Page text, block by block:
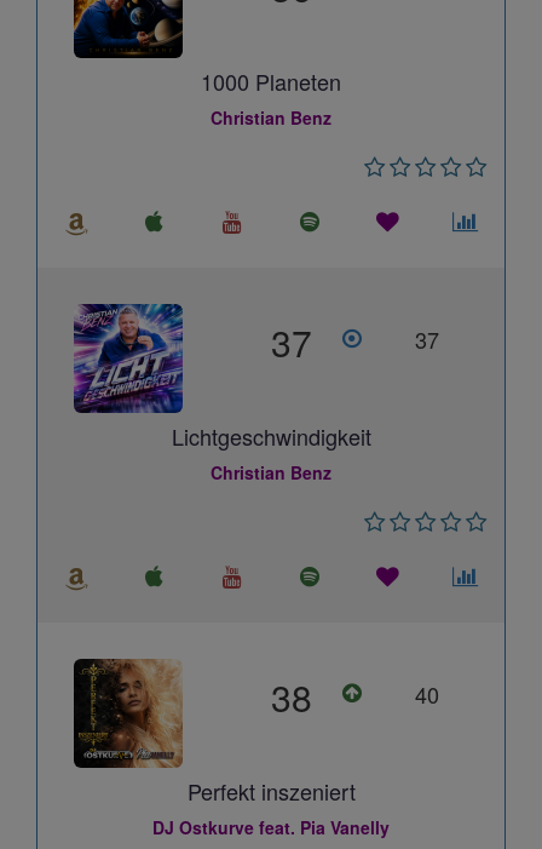
1000 Planeten
Christian Benz
37 37
Lichtgeschwindigkeit
Christian Benz
38 40
Perfekt inszeniert
DJ Ostkurve feat. Pia Vanelly